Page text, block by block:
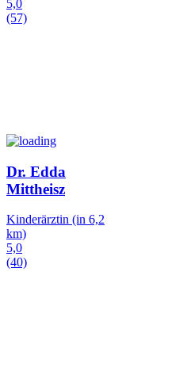
5,0
(57)
Dr. Edda
Mittheisz
Kinderärztin (in 6,2
km)
5,0
(40)